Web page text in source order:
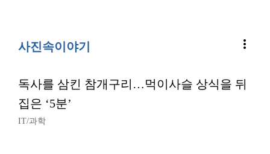
사진속이야기 more_vert
독사를 삼킨 참개구리…먹이사슬 상식을 뒤
집은 ‘5분’
IT/과학